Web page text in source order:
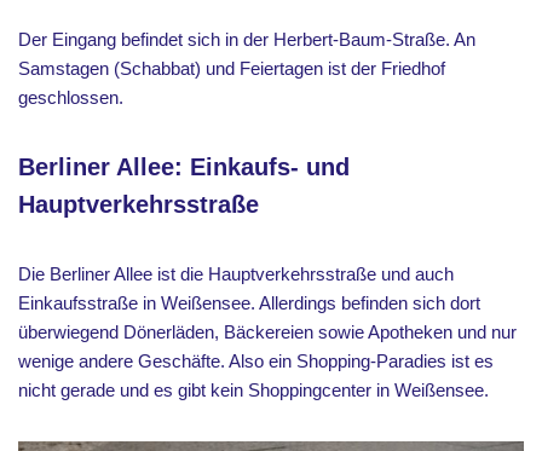
Der Eingang befindet sich in der Herbert-Baum-Straße. An
Samstagen (Schabbat) und Feiertagen ist der Friedhof
geschlossen.
Berliner Allee: Einkaufs- und
Hauptverkehrsstraße
Die Berliner Allee ist die Hauptverkehrsstraße und auch
Einkaufsstraße in Weißensee. Allerdings befinden sich dort
überwiegend Dönerläden, Bäckereien sowie Apotheken und nur
wenige andere Geschäfte. Also ein Shopping-Paradies ist es
nicht gerade und es gibt kein Shoppingcenter in Weißensee.